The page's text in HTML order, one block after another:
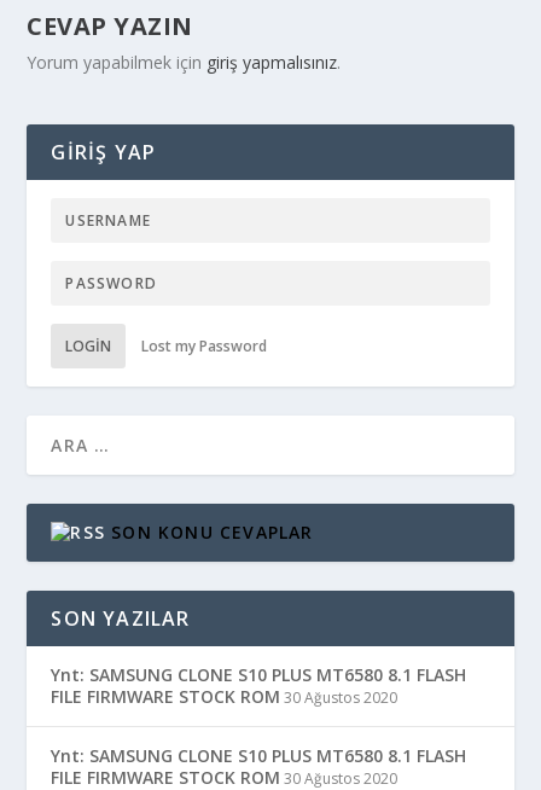
CEVAP YAZIN
Yorum yapabilmek için giriş yapmalısınız.
GIRIŞ YAP
LOGIN Lost my Password
SON KONU CEVAPLAR
SON YAZILAR
Ynt: SAMSUNG CLONE S10 PLUS MT6580 8.1 FLASH
FILE FIRMWARE STOCK ROM 30 Ağustos 2020
Ynt: SAMSUNG CLONE S10 PLUS MT6580 8.1 FLASH
FILE FIRMWARE STOCK ROM 30 Ağustos 2020